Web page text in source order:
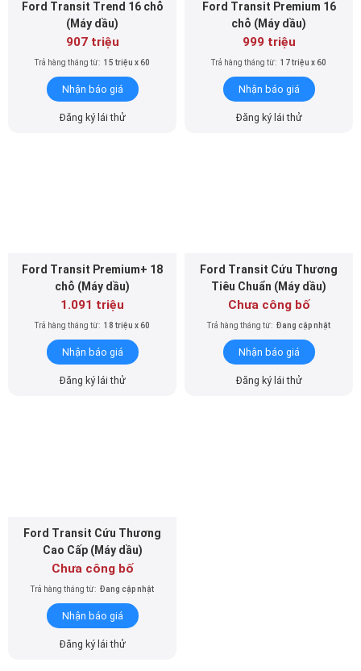
Ford Transit Trend 16 chỗ
(Máy dầu)
907 triệu
Trả hàng tháng từ: 15 triệu x 60
Nhận báo giá
Đăng ký lái thử
Ford Transit Premium 16
chỗ (Máy dầu)
999 triệu
Trả hàng tháng từ: 17 triệu x 60
Nhận báo giá
Đăng ký lái thử
Ford Transit Premium+ 18
chỗ (Máy dầu)
1.091 triệu
Trả hàng tháng từ: 18 triệu x 60
Nhận báo giá
Đăng ký lái thử
Ford Transit Cứu Thương
Tiêu Chuẩn (Máy dầu)
Chưa công bố
Trả hàng tháng từ: Đang cập nhật
Nhận báo giá
Đăng ký lái thử
Ford Transit Cứu Thương
Cao Cấp (Máy dầu)
Chưa công bố
Trả hàng tháng từ: Đang cập nhật
Nhận báo giá
Đăng ký lái thử